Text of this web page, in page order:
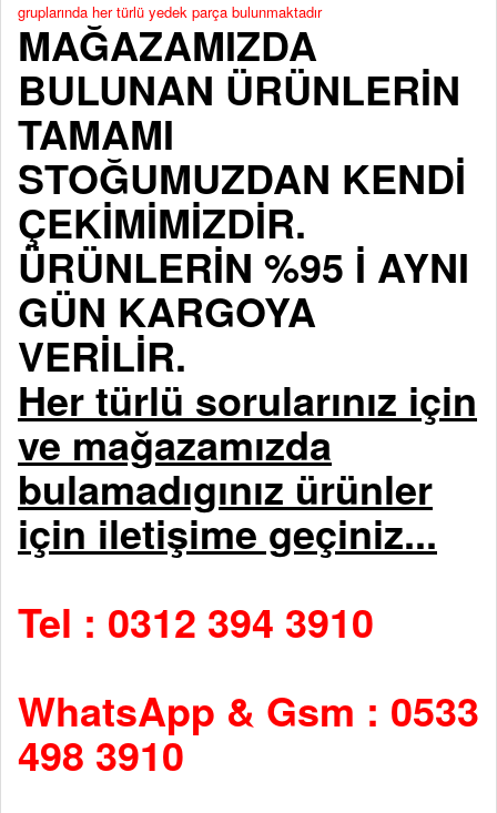
gruplarında her türlü yedek parça bulunmaktadır
MAĞAZAMIZDA
BULUNAN ÜRÜNLERİN
TAMAMI
STOĞUMUZDAN KENDİ
ÇEKİMİMİZDİR.
ÜRÜNLERİN %95 İ AYNI
GÜN KARGOYA
VERİLİR.
Her türlü sorularınız için
ve mağazamızda
bulamadıgınız ürünler
için iletişime geçiniz...
Tel : 0312 394 3910
WhatsApp & Gsm : 0533
498 3910